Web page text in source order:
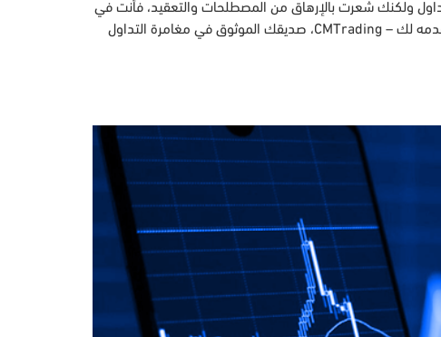
ولكنك شعرت بالإرهاق من المصطلحات والتعقيد، فأنت في
المكان الصحيح. سنتجول اليوم في عالم تداول العقود مقابل الفروقات (CFD) والمصمم خصيصًا للمبتدئين. ولدينا صديق خاص لنقدمه لك – CMTrading، صديقك الموثوق في مغامرة التداول